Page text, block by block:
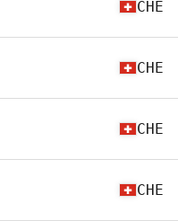
CHE
CHE
CHE
CHE